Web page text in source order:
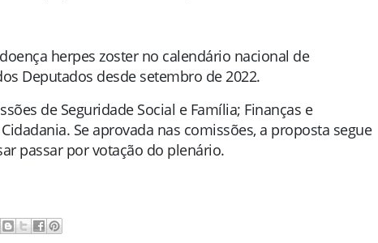
herpes zoster no calendário nacional de
Deputados desde setembro de 2022.
de Seguridade Social e Família; Finanças e
Se aprovada nas comissões, a proposta segue
passar por votação do plenário.